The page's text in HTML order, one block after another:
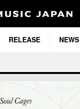
RELEASE NEWS